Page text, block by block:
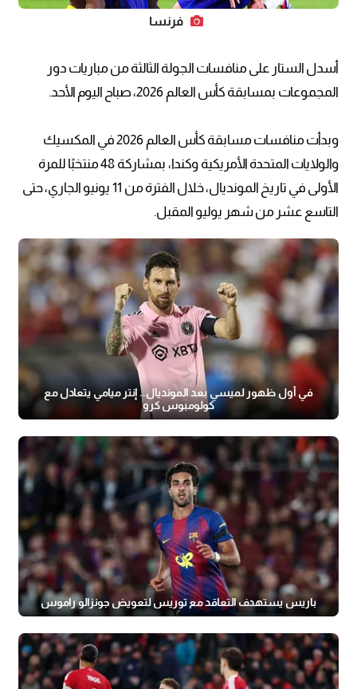
فرنسا
أسدل الستار على منافسات الجولة الثالثة من مباريات دور
المجموعات بمسابقة كأس العالم 2026، صباح اليوم الأحد.
وبدأت منافسات مسابقة كأس العالم 2026 في المكسيك
والولايات المتحدة الأمريكية وكندا، بمشاركة 48 منتخبًا للمرة
الأولى في تاريخ المونديال، خلال الفترة من 11 يونيو الجاري، حتى
التاسع عشر من شهر يوليو المقبل.
في أول ظهور لميسي بعد المونديال.. إنتر ميامي يتعادل مع
كولومبوس كرو
باريس يستهدف التعاقد مع توريس لتعويض جونزالو راموس